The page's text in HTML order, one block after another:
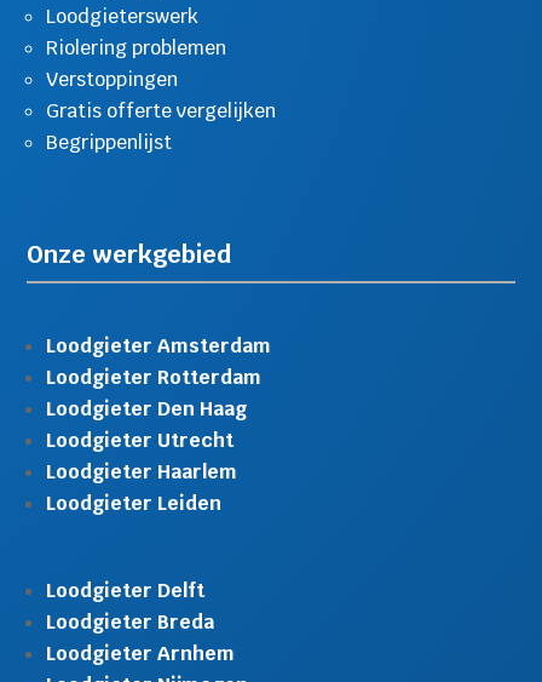
Loodgieterswerk
Riolering problemen
Verstoppingen
Gratis offerte vergelijken
Begrippenlijst
Onze werkgebied
Loodgieter Amsterdam
Loodgieter Rotterdam
Loodgieter Den Haag
Loodgieter Utrecht
Loodgieter Haarlem
Loodgieter Leiden
Loodgieter Delft
Loodgieter Breda
Loodgieter Arnhem